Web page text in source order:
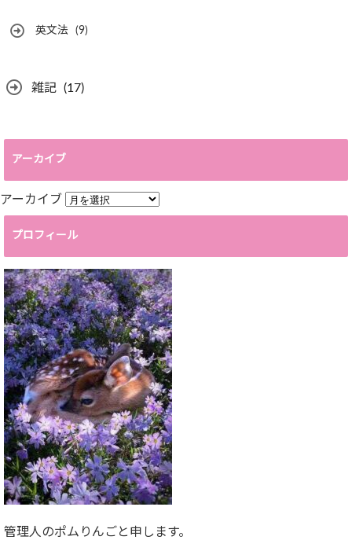
英文法 (9)
雑記 (17)
アーカイブ
アーカイブ
プロフィール
管理人のポムりんごと申します。